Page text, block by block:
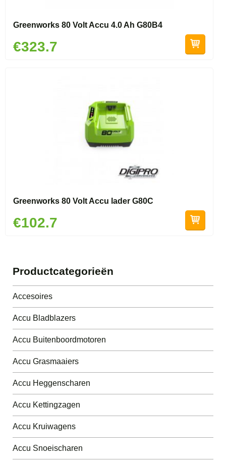
Greenworks 80 Volt Accu 4.0 Ah G80B4
€323.7
Greenworks 80 Volt Accu lader G80C
€102.7
Productcategorieën
Accesoires
Accu Bladblazers
Accu Buitenboordmotoren
Accu Grasmaaiers
Accu Heggenscharen
Accu Kettingzagen
Accu Kruiwagens
Accu Snoeischaren